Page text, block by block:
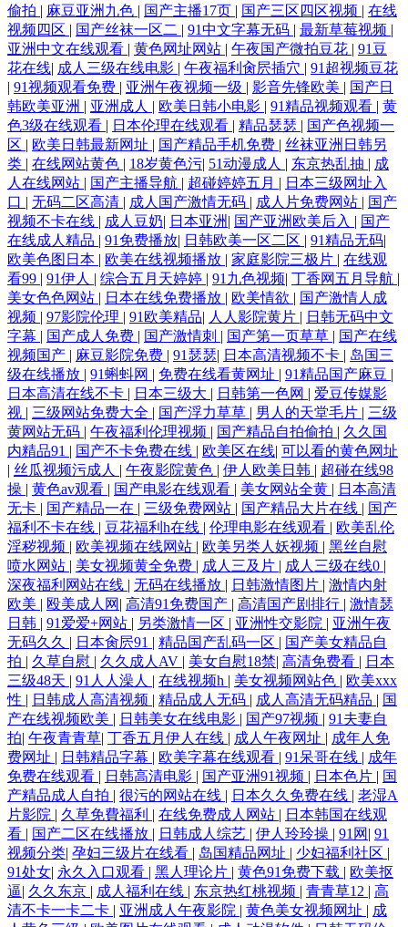
偷拍 | 麻豆亚洲九色 | 国产主播17页 | 国产三区四区视频 | 在线
视频四区 | 国产丝袜一区二 | 91中文字幕无码 | 最新草莓视频 |
亚洲中文在线观看 | 黄色网址网站 | 午夜国产微拍豆花 | 91豆
花在线| 成人三级在线电影 | 午夜福利肏屄插穴 | 91超视频豆花
| 91视频观看免费 | 亚洲午夜视频一级 | 影音先锋欧美 | 国产日
韩欧美亚洲 | 亚洲成人 | 欧美日韩小电影 | 91精品视频观看 | 黄
色3级在线观看 | 日本伦理在线观看 | 精品瑟瑟 | 国产色视频一
区 | 欧美日韩最新网址 | 国产精品手机免费 | 丝袜亚洲日韩另
类 | 在线网站黄色 | 18岁黄色污| 51动漫成人 | 东京热乱抽 | 成
人在线网站 | 国产主播导航 | 超碰婷婷五月 | 日本三级网址入
口 | 无码二区高清 | 成人国产激情无码 | 成人片免费网站 | 国产
视频不卡在线 | 成人豆奶| 日本亚洲 | 国产亚洲欧美后入 | 国产
在线成人精品 | 91免费播放| 日韩欧美一区二区 | 91精品无码|
欧美色图日本 | 欧美在线视频播放 | 家庭影院三极片 | 在线观
看99 | 91伊人 | 综合五月天婷婷 | 91九色视频| 丁香网五月导航 |
美女色色网站 | 日本在线免费播放 | 欧美情欲 | 国产激情人成
视频 | 97影院伦理 | 91欧美精品| 人人影院黄片 | 日韩无码中文
字幕 | 国产成人免费 | 国产激情刺 | 国产第一页草草 | 国产在线
视频国产 | 麻豆影院免费 | 91瑟瑟| 日本高清视频不卡 | 岛国三
级在线播放 | 91蝌蚪网 | 免费在线看黄网址 | 91精品国产麻豆 |
日本高清在线不卡 | 日本三级大 | 日韩第一色网 | 爱豆传媒影
视 | 三级网站免费大全 | 国产浮力草草 | 男人的天堂毛片 | 三级
黄网站无码 | 午夜福利伦理视频 | 国产精品自拍偷拍 | 久久国
内精品91 | 国产不卡免费在线 | 欧美区在线| 可以看的黄色网址
| 丝瓜视频污成人 | 午夜影院黄色 | 伊人欧美日韩 | 超碰在线98
操 | 黄色av观看 | 国产电影在线观看 | 美女网站全黄 | 日本高清
无卡 | 国产精品一在 | 三级免费网站 | 国产精品大片在线 | 国产
福利不卡在线 | 豆花福利h在线 | 伦理电影在线观看 | 欧美乱伦
淫秽视频 | 欧美视频在线网站 | 欧美另类人妖视频 | 黑丝自慰
喷水网站 | 美女视频黄全免费 | 成人三及片 | 成人三级在线0 |
深夜福利网站在线 | 无码在线播放 | 日韩激情图片 | 激情内射
欧美 | 殴美成人网 | 高清91免费国产 | 高清国产剧排行 | 激情瑟
日韩 | 91爱爱+网站 | 另类激情一区 | 亚洲性交影院 | 亚洲午夜
无码久久 | 日本肏屄91 | 精品国产乱码一区 | 国产美女精品自
拍 | 久草自慰 | 久久成人AV | 美女自慰18禁| 高清免费看 | 日本
三级48天 | 91人人澡人 | 在线视频h | 美女视频网站色 | 欧美xxx
性 | 日韩成人高清视频 | 精品成人无码 | 成人高清无码精品 | 国
产在线视频欧美 | 日韩美女在线电影 | 国产97视频 | 91夫妻自
拍| 午夜青青草| 丁香五月伊人在线 | 成人午夜网址 | 成年人免
费网址 | 日韩精品字幕 | 欧美字幕在线观看 | 91呆哥在线 | 成年
免费在线观看 | 日韩高清电影 | 国产亚洲91视频 | 日本色片 | 国
产精品成人自拍 | 很污的网站在线 | 日本久久免费在线 | 老湿A
片影院 | 久草免費福利 | 在线免费成人网站 | 日本韩国在线观
看 | 国产二区在线播放 | 日韩成人综艺 | 伊人玲玲操 | 91网 | 91
视频分类| 孕妇三级片在线看 | 岛国精品网址 | 少妇福利社区 |
91处女| 永久入口观看 | 黑人理论片 | 黄色91免费下载 | 欧美抠
逼| 久久东京 | 成人福利在线 | 东京热红桃视频 | 青青草12 | 高
清不卡一卡二卡 | 亚洲成人午夜影院 | 黄色美女视频网址 | 成